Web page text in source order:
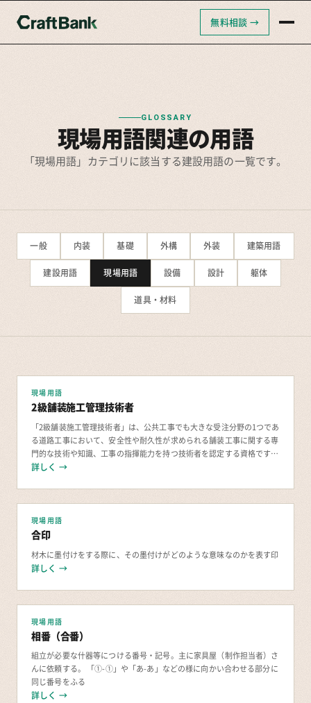
クラフトバンクAI 無料相談 →
GLOSSARY
現場用語関連の用語
「現場用語」カテゴリに該当する建設用語の一覧です。
一般 内装 基礎 外構 外装 建築用語
建設用語 現場用語 設備 設計 躯体
道具・材料
現場用語
2級舗装施工管理技術者
「2級舗装施工管理技術者」は、公共工事でも大きな受注分野の1つであ
る道路工事において、安全性や耐久性が求められる舗装工事に関する専
門的な技術や知識、工事の指揮能力を持つ技術者を認定する資格です。
詳しく →
現場用語
合印
材木に墨付けをする際に、その墨付けがどのような意味なのかを表す印
詳しく →
現場用語
相番（合番）
組立が必要な什器等につける番号・記号。主に家具屋（制作担当者）さ
んに依頼する。 「①-①」や「あ-あ」などの様に向かい合わせる部分に
同じ番号をふる
詳しく →